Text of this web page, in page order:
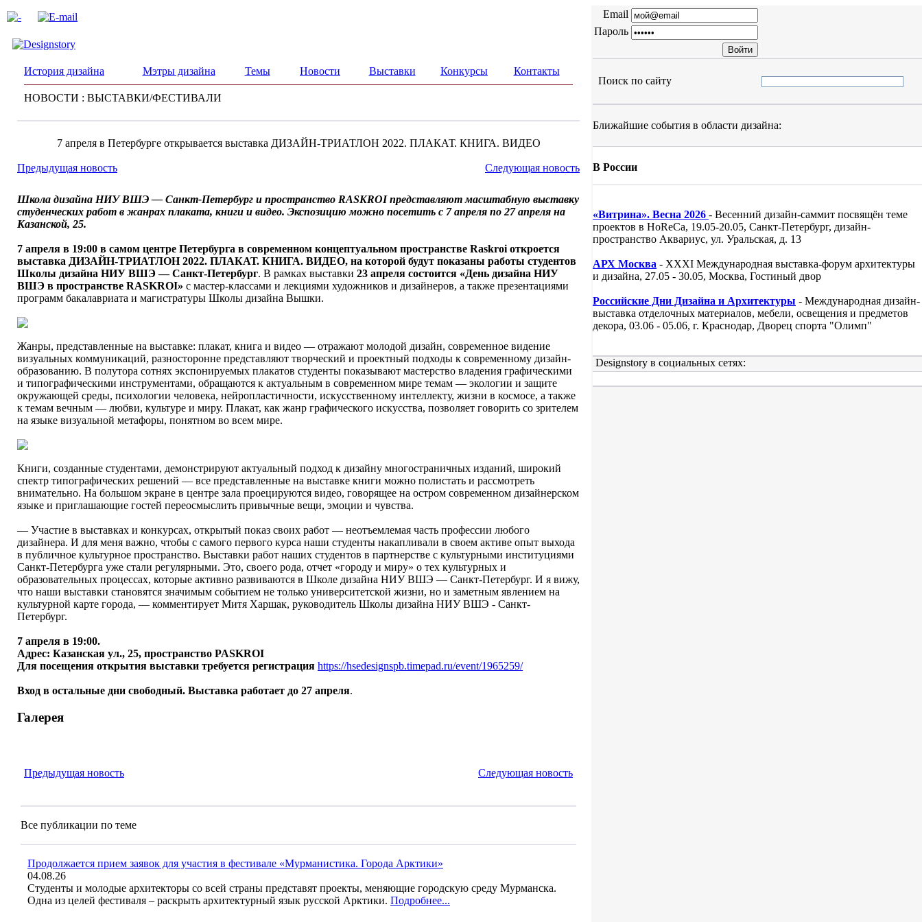
История дизайна Мэтры дизайна Темы Новости Выставки Конкурсы Контакты
НОВОСТИ : ВЫСТАВКИ/ФЕСТИВАЛИ
7 апреля в Петербурге открывается выставка ДИЗАЙН-ТРИАТЛОН 2022. ПЛАКАТ. КНИГА. ВИДЕО
Предыдущая новость Следующая новость
Школа дизайна НИУ ВШЭ — Санкт-Петербург и пространство RASKROI представляют масштабную выставку
студенческих работ в жанрах плаката, книги и видео. Экспозицию можно посетить с 7 апреля по 27 апреля на
Казанской, 25.
7 апреля в 19:00 в самом центре Петербурга в современном концептуальном пространстве Raskroi откроется
выставка ДИЗАЙН-ТРИАТЛОН 2022. ПЛАКАТ. КНИГА. ВИДЕО, на которой будут показаны работы студентов
Школы дизайна НИУ ВШЭ — Санкт-Петербург. В рамках выставки 23 апреля состоится «День дизайна НИУ
ВШЭ в пространстве RASKROI» с мастер-классами и лекциями художников и дизайнеров, а также презентациями
программ бакалавриата и магистратуры Школы дизайна Вышки.
Жанры, представленные на выставке: плакат, книга и видео — отражают молодой дизайн, современное видение
визуальных коммуникаций, разносторонне представляют творческий и проектный подходы к современному дизайн-
образованию. В полутора сотнях экспонируемых плакатов студенты показывают мастерство владения графическими
и типографическими инструментами, обращаются к актуальным в современном мире темам — экологии и защите
окружающей среды, психологии человека, нейропластичности, искусственному интеллекту, жизни в космосе, а также
к темам вечным — любви, культуре и миру. Плакат, как жанр графического искусства, позволяет говорить со зрителем
на языке визуальной метафоры, понятном во всем мире.
Книги, созданные студентами, демонстрируют актуальный подход к дизайну многостраничных изданий, широкий
спектр типографических решений — все представленные на выставке книги можно полистать и рассмотреть
внимательно. На большом экране в центре зала проецируются видео, говорящее на остром современном дизайнерском
языке и приглашающие гостей переосмыслить привычные вещи, эмоции и чувства.
— Участие в выставках и конкурсах, открытый показ своих работ — неотъемлемая часть профессии любого
дизайнера. И для меня важно, чтобы с самого первого курса наши студенты накапливали в своем активе опыт выхода
в публичное культурное пространство. Выставки работ наших студентов в партнерстве с культурными институциями
Санкт-Петербурга уже стали регулярными. Это, своего рода, отчет «городу и миру» о тех культурных и
образовательных процессах, которые активно развиваются в Школе дизайна НИУ ВШЭ — Санкт-Петербург. И я вижу,
что наши выставки становятся значимым событием не только университетской жизни, но и заметным явлением на
культурной карте города, — комментирует Митя Харшак, руководитель Школы дизайна НИУ ВШЭ - Санкт-
Петербург.
7 апреля в 19:00.
Адрес: Казанская ул., 25, пространство PASKROI
Для посещения открытия выставки требуется регистрация https://hsedesignspb.timepad.ru/event/1965259/
Вход в остальные дни свободный. Выставка работает до 27 апреля.
Галерея
Предыдущая новость Следующая новость
Все публикации по теме
Продолжается прием заявок для участия в фестивале «Мурманистика. Города Арктики»
04.08.26
Студенты и молодые архитекторы со всей страны представят проекты, меняющие городскую среду Мурманска.
Одна из целей фестиваля – раскрыть архитектурный язык русской Арктики. Подробнее...
Email
Пароль
Поиск по сайту
Ближайшие события в области дизайна:
В России
«Витрина». Весна 2026 - Весенний дизайн-саммит посвящён теме
проектов в HoReCa, 19.05-20.05, Санкт-Петербург, дизайн-
пространство Аквариус, ул. Уральская, д. 13
АРХ Москва - XXXI Международная выставка-форум архитектуры
и дизайна, 27.05 - 30.05, Москва, Гостиный двор
Российские Дни Дизайна и Архитектуры - Международная дизайн-
выставка отделочных материалов, мебели, освещения и предметов
декора, 03.06 - 05.06, г. Краснодар, Дворец спорта "Олимп"
Designstory в социальных сетях: